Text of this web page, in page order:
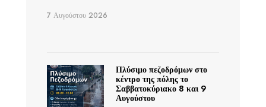
7 Αυγούστου 2026
Πλύσιμο πεζοδρόμων στο
κέντρο της πόλης το
Σαββατοκύριακο 8 και 9
Αυγούστου